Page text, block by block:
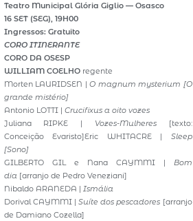
Teatro Municipal Glória Giglio — Osasco
16 SET (SEG), 19H00
Ingressos: Gratuito
CORO ITINERANTE
CORO DA OSESP
WILLIAM COELHO regente
Morten LAURIDSEN |O magnum mysterium [O
grande mistério]
Antonio LOTTI | Crucifixus a oito vozes
Juliana RIPKE | Vozes-Mulheres
[texto:
Conceição Evaristo]Eric WHITACRE | Sleep
[Sono]
GILBERTO GIL e Nana CAYMMI | Bom
dia [arranjo de Pedro Veneziani]
Nibaldo ARANEDA | Ismália
Dorival CAYMMI |Suíte dos pescadores [arranjo
de Damiano Cozella]